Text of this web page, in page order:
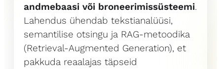
andmebaasi või broneerimissüsteemi.
Lahendus ühendab tekstianalüüsi,
semantilise otsingu ja RAG-metoodika
(Retrieval-Augmented Generation), et
pakkuda reaalajas täpseid